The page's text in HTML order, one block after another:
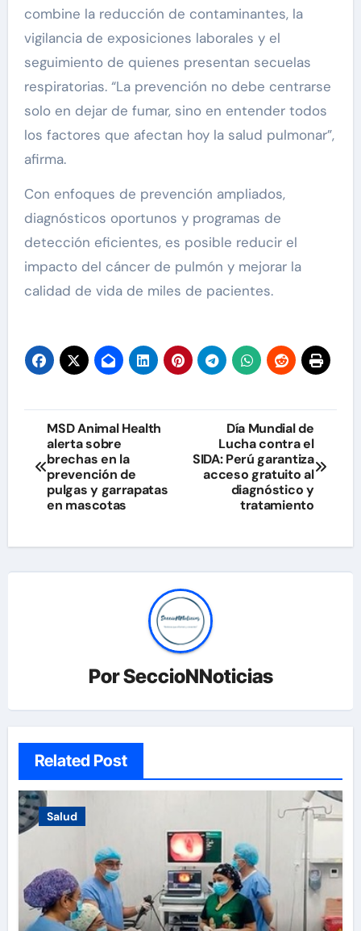
combine la reducción de contaminantes, la
vigilancia de exposiciones laborales y el
seguimiento de quienes presentan secuelas
respiratorias. “La prevención no debe centrarse
solo en dejar de fumar, sino en entender todos
los factores que afectan hoy la salud pulmonar”,
afirma.
Con enfoques de prevención ampliados,
diagnósticos oportunos y programas de
detección eficientes, es posible reducir el
impacto del cáncer de pulmón y mejorar la
calidad de vida de miles de pacientes.
Navegación
de
entradas
MSD Animal Health
alerta sobre
brechas en la
prevención de
pulgas y garrapatas
en mascotas
Día Mundial de
Lucha contra el
SIDA: Perú garantiza
acceso gratuito al
diagnóstico y
tratamiento
PorSeccioNNoticias
Related Post
Salud